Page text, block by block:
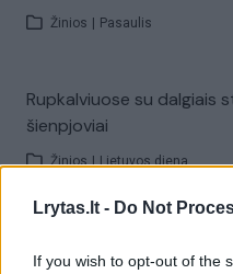
Lrytas.lt - Do Not
If you wish to opt-out of the
Žinios Pasaulis
Rupkalviuose su dalgiais
šienpjoviai
Žinios | Lietuvos diena